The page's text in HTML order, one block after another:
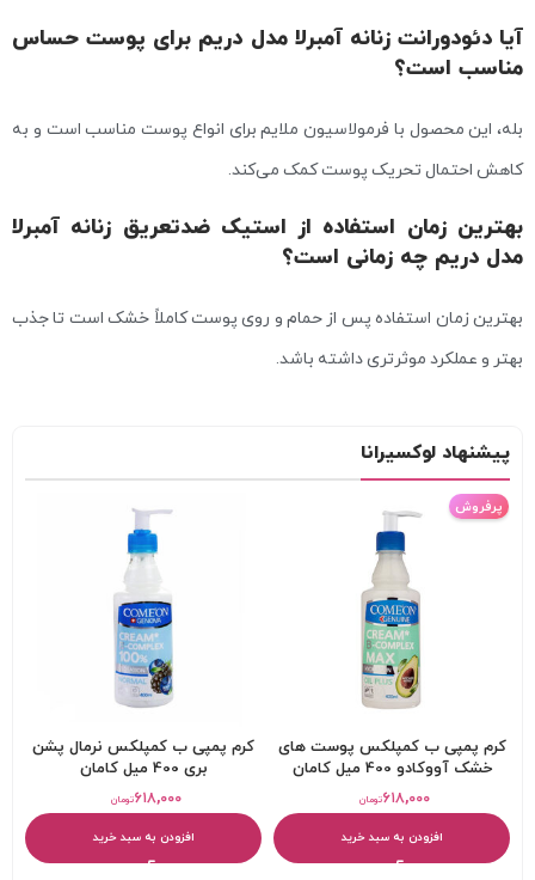
آیا دئودورانت زنانه آمبرلا مدل دریم برای پوست حساس
مناسب است؟
بله، این محصول با فرمولاسیون ملایم برای انواع پوست مناسب است و به
کاهش احتمال تحریک پوست کمک می‌کند.
بهترین زمان استفاده از استیک ضدتعریق زنانه آمبرلا
مدل دریم چه زمانی است؟
بهترین زمان استفاده پس از حمام و روی پوست کاملاً خشک است تا جذب
بهتر و عملکرد موثرتری داشته باشد.
پیشنهاد لوکسیرانا
پرفروش
کرم پمپی ب کمپلکس پوست های
خشک آووکادو 400 میل کامان
تومان۶۱۸,۰۰۰
افزودن به سبد خرید
کرم پمپی ب کمپلکس نرمال پشن
بری 400 میل کامان
تومان۶۱۸,۰۰۰
افزودن به سبد خرید